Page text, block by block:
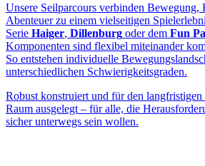
Unsere Seilparcours verbinden Bewegung,
Abenteuer zu einem vielseitigen
Serie Haiger, Dillenburg oder dem Fun
Komponenten sind flexibel miteinander
So entstehen individuelle
unterschiedlichen Schwierigkeitsgraden.
Robust konstruiert und für den
Raum ausgelegt – für alle, die
sicher unterwegs sein wollen.